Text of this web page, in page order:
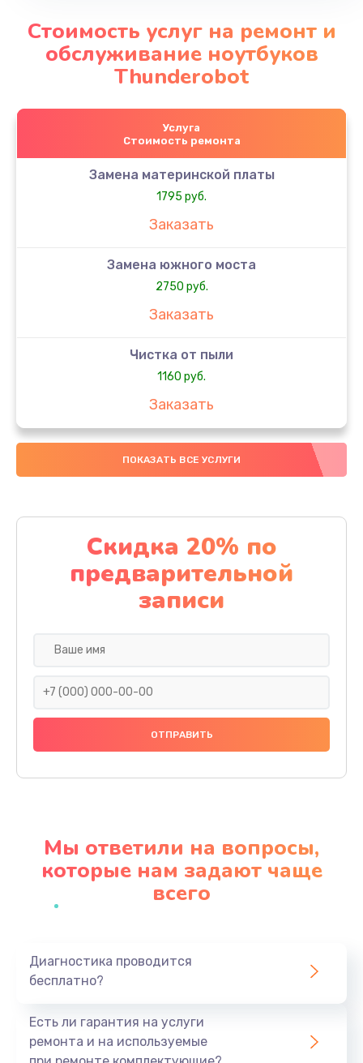
Стоимость услуг на ремонт и
обслуживание ноутбуков
Thunderobot
Услуга
Стоимость ремонта
Замена материнской платы
1795 руб.
Заказать
Замена южного моста
2750 руб.
Заказать
Чистка от пыли
1160 руб.
Заказать
Настройка ОС
1160 руб.
Настройка BIOS
1495 руб.
Заказать
Ремонт разъема питания
1430 руб.
Заказать
Ремонт цепей питания
Замена жесткого диска
Заказать
ПОКАЗАТЬ ВСЕ УСЛУГИ
Скидка 20% по
предварительной
записи
Мы ответили на вопросы,
которые нам задают чаще
всего
Диагностика проводится
бесплатно?
Есть ли гарантия на услуги
ремонта и на используемые